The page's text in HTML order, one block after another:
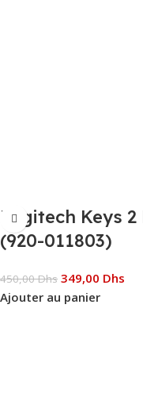
Logitech Keys
(920-011803)
450,00Dhs 349,00 Dhs
Ajouter au panier